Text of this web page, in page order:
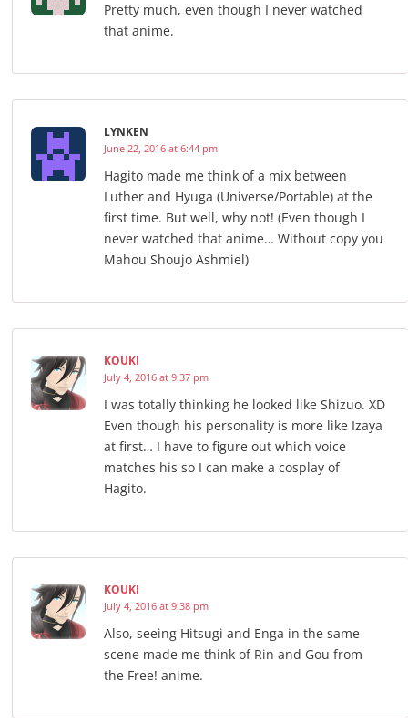
Pretty much, even though I never watched
that anime.
LYNKEN
June 22, 2016 at 6:44 pm
Hagito made me think of a mix between
Luther and Hyuga (Universe/Portable) at the
first time. But well, why not! (Even though I
never watched that anime… Without copy you
Mahou Shoujo Ashmiel)
KOUKI
July 4, 2016 at 9:37 pm
I was totally thinking he looked like Shizuo. XD
Even though his personality is more like Izaya
at first… I have to figure out which voice
matches his so I can make a cosplay of
Hagito.
KOUKI
July 4, 2016 at 9:38 pm
Also, seeing Hitsugi and Enga in the same
scene made me think of Rin and Gou from
the Free! anime.